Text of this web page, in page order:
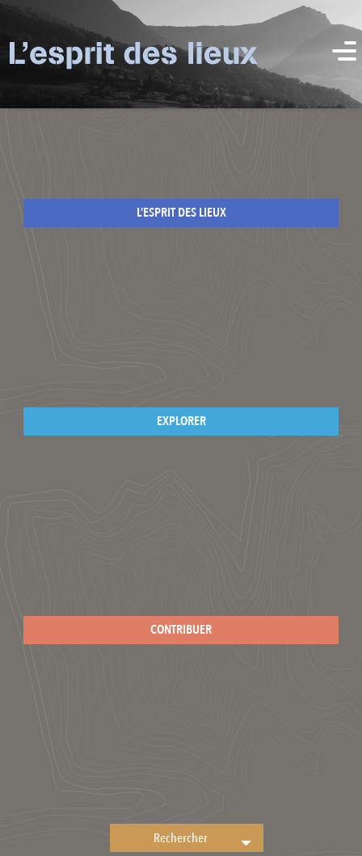
L’ESPRIT DES LIEUX
EXPLORER
CONTRIBUER